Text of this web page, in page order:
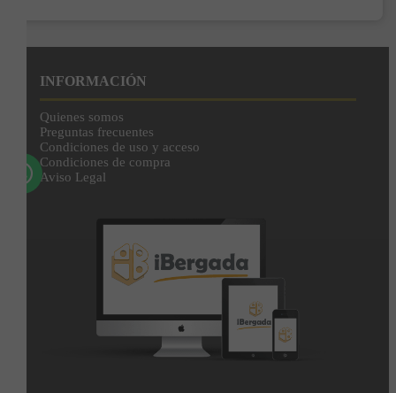
Política de Privacidad para más información.
INFORMACIÓN
Quienes somos
Preguntas frecuentes
Condiciones de uso y acceso
Condiciones de compra
Aviso Legal